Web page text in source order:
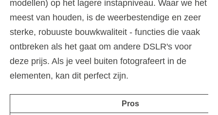
modellen) op het lagere instapniveau. Waar we het
meest van houden, is de weerbestendige en zeer
sterke, robuuste bouwkwaliteit - functies die vaak
ontbreken als het gaat om andere DSLR's voor
deze prijs. Als je veel buiten fotografeert in de
elementen, kan dit perfect zijn.
Pros